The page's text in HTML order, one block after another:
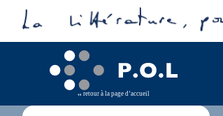
retour à la page d’accueil